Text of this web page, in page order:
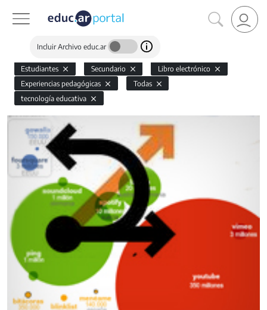
Incluir Archivo educ.ar
Estudiantes Secundario
Libro electrónico
Experiencias pedagógicas
Todas
tecnología educativa